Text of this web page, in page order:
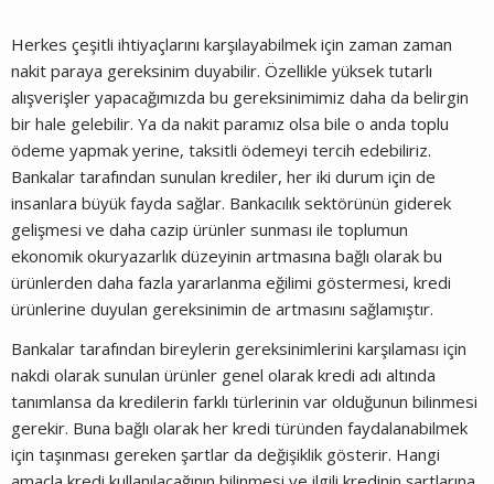
Herkes çeşitli ihtiyaçlarını karşılayabilmek için zaman zaman
nakit paraya gereksinim duyabilir. Özellikle yüksek tutarlı
alışverişler yapacağımızda bu gereksinimimiz daha da belirgin
bir hale gelebilir. Ya da nakit paramız olsa bile o anda toplu
ödeme yapmak yerine, taksitli ödemeyi tercih edebiliriz.
Bankalar tarafından sunulan krediler, her iki durum için de
insanlara büyük fayda sağlar. Bankacılık sektörünün giderek
gelişmesi ve daha cazip ürünler sunması ile toplumun
ekonomik okuryazarlık düzeyinin artmasına bağlı olarak bu
ürünlerden daha fazla yararlanma eğilimi göstermesi, kredi
ürünlerine duyulan gereksinimin de artmasını sağlamıştır.
Bankalar tarafından bireylerin gereksinimlerini karşılaması için
nakdi olarak sunulan ürünler genel olarak kredi adı altında
tanımlansa da kredilerin farklı türlerinin var olduğunun bilinmesi
gerekir. Buna bağlı olarak her kredi türünden faydalanabilmek
için taşınması gereken şartlar da değişiklik gösterir. Hangi